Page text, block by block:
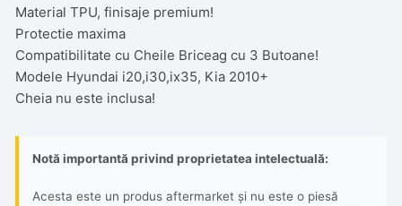
Material TPU, finisaje premium!
Protectie maxima
Compatibilitate cu Cheile Briceag cu 3 Butoane!
Modele Hyundai i20,i30,ix35, Kia 2010+
Cheia nu este inclusa!
Notă importantă privind proprietatea intelectuală:
Acesta este un produs aftermarket și nu este o piesă